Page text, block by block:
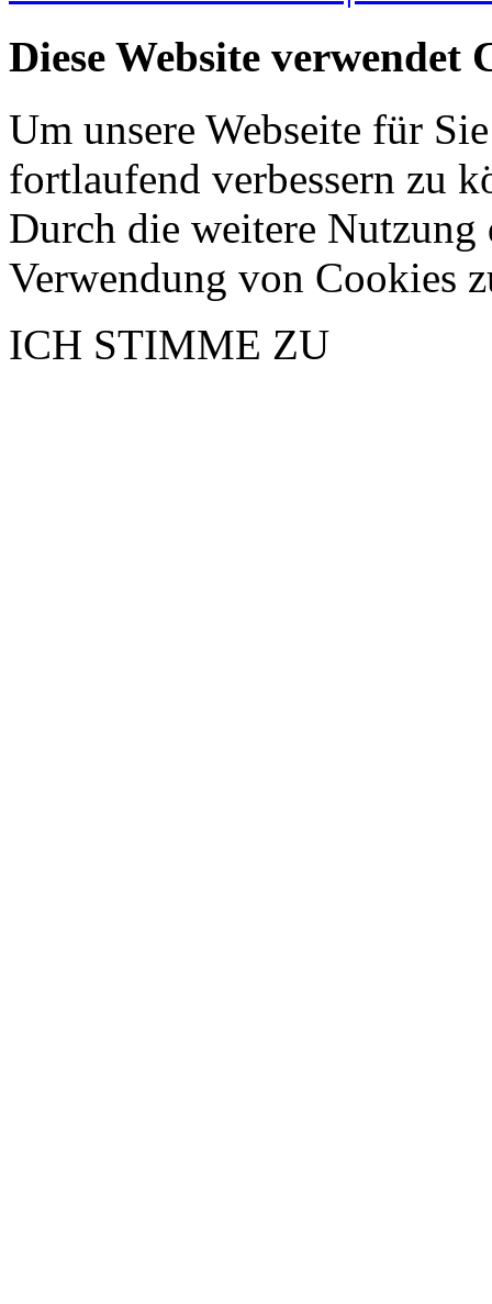
Diese Website verwendet
Um unsere Webseite für
fortlaufend verbessern zu
Durch die weitere Nutzung
Verwendung von Cookies
ICH STIMME ZU